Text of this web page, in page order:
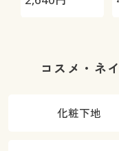
コスメ・ネ
化粧下地